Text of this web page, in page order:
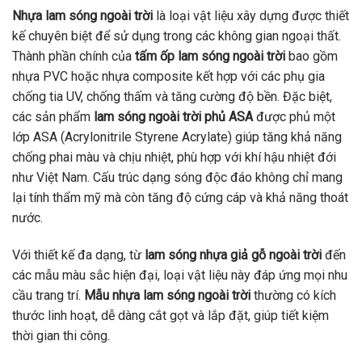
Nhựa lam sóng ngoài trời là loại vật liệu xây dựng được thiết
kế chuyên biệt để sử dụng trong các không gian ngoại thất.
Thành phần chính của tấm ốp lam sóng ngoài trời bao gồm
nhựa PVC hoặc nhựa composite kết hợp với các phụ gia
chống tia UV, chống thấm và tăng cường độ bền. Đặc biệt,
các sản phẩm lam sóng ngoài trời phủ ASAđược phủ một
lớp ASA (Acrylonitrile Styrene Acrylate) giúp tăng khả năng
chống phai màu và chịu nhiệt, phù hợp với khí hậu nhiệt đới
như Việt Nam. Cấu trúc dạng sóng độc đáo không chỉ mang
lại tính thẩm mỹ mà còn tăng độ cứng cáp và khả năng thoát
nước.
Với thiết kế đa dạng, từ lam sóng nhựa giả gỗ ngoài trời đến
các mẫu màu sắc hiện đại, loại vật liệu này đáp ứng mọi nhu
cầu trang trí. Mẫu nhựa lam sóng ngoài trời thường có kích
thước linh hoạt, dễ dàng cắt gọt và lắp đặt, giúp tiết kiệm
thời gian thi công.